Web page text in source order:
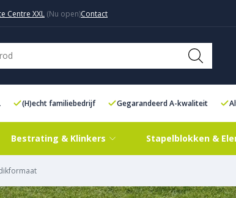
Centre XXL Contact
(H)echt familiebedrijf Gegarandeerd A-kwaliteit
Bestrating & Klinkers Stapelblokken &